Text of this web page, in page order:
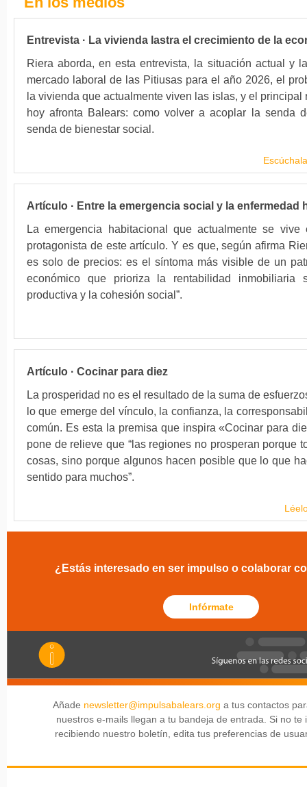
Entrevista · La vivienda lastra el crecimiento de la
Riera aborda, en esta entrevista, la situación actual y
mercado laboral de las Pitiusas para el año 2026, el
la vivienda que actualmente viven las islas, y el principal
hoy afronta Balears: como volver a acoplar la senda
senda de bienestar social.
Artículo · Entre la emergencia social y la enfermedad
La emergencia habitacional que actualmente se
protagonista de este artículo. Y es que, según afirma
es solo de precios: es el síntoma más visible de un
económico que prioriza la rentabilidad inmobiliaria
productiva y la cohesión social”.
Artículo · Cocinar para diez
La prosperidad no es el resultado de la suma de
lo que emerge del vínculo, la confianza, la
común. Es esta la premisa que inspira «Cocinar para
pone de relieve que “las regiones no prosperan porque
cosas, sino porque algunos hacen posible que lo que
sentido para muchos”.
¿Estás interesado en ser impulso o colaborar
Infórmate
Añade newsletter@impulsabalears.org a tus contactos
nuestros e-mails llegan a tu bandeja de entrada. Si no te
recibiendo nuestro boletín, edita tus preferencias de